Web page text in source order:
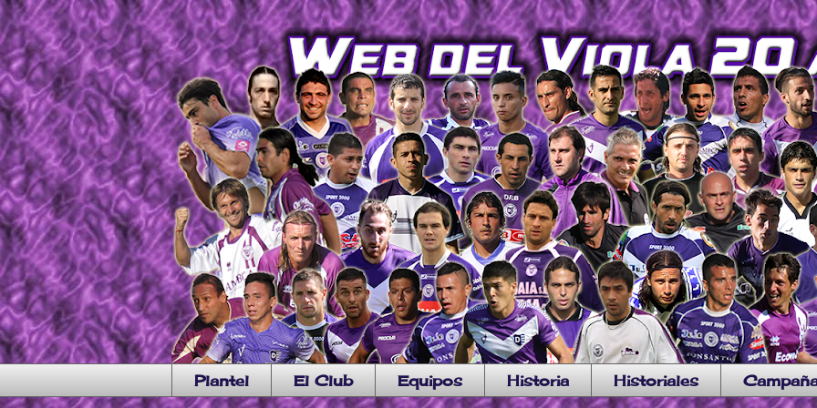
Plantel El Club Equipos Historia Historiales